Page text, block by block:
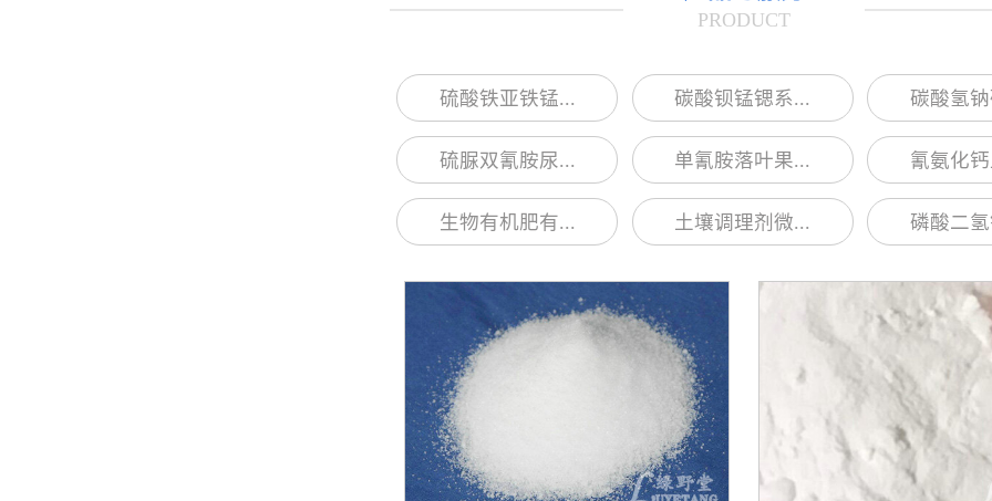
PRODUCT
硫酸铁亚铁锰... 碳酸钡锰锶系... 碳酸氢
硫脲双氰胺尿... 单氰胺落叶果... 氰氨化
生物有机肥有... 土壤调理剂微... 磷酸二